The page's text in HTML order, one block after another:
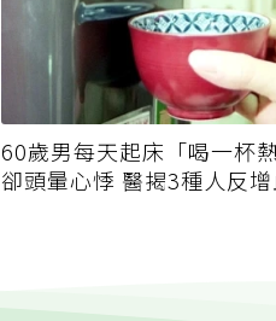
60歲男每天起床「喝一杯熱
卻頭暈心悸 醫揭3種人反